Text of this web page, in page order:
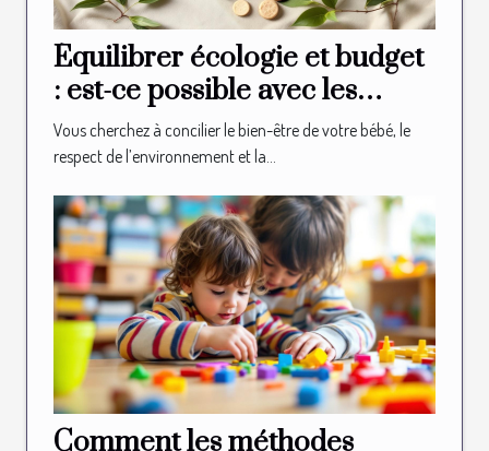
Équilibrer écologie et budget
: est-ce possible avec les
couches bio ?
Vous cherchez à concilier le bien-être de votre bébé, le
respect de l’environnement et la...
Comment les méthodes